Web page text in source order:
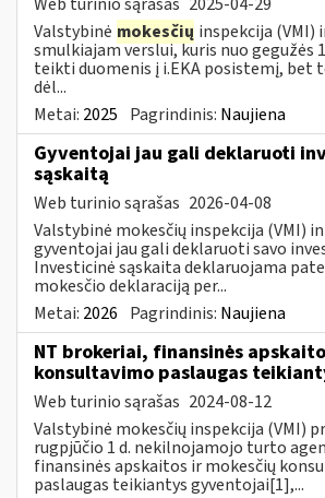
Valstybinė mokesčių inspekcija (VMI)
smulkiajam verslui, kuris nuo gegužės
teikti duomenis į i.EKA posistemį, bet
dėl...
Metai: 2025 Pagrindinis: Naujiena
Gyventojai jau gali deklaruoti
sąskaitą
Web turinio sąrašas 2026-04-08
Valstybinė mokesčių inspekcija (VMI)
gyventojai jau gali deklaruoti savo
Investicinė sąskaita deklaruojama
mokesčio deklaraciją per...
Metai: 2026 Pagrindinis: Naujiena
NT brokeriai, finansinės
konsultavimo paslaugas
Web turinio sąrašas 2024-08-12
Valstybinė mokesčių inspekcija (VMI)
rugpjūčio 1 d. nekilnojamojo turto
finansinės apskaitos ir mokesčių
paslaugas teikiantys gyventojai[1],...